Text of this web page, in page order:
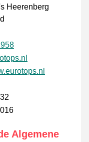
Heerenberg
Algemene